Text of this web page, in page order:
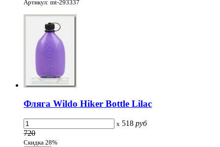
Артикул: mt-293337
Фляга Wildo Hiker Bottle Lilac
x 518 руб
720
Скидка 28%